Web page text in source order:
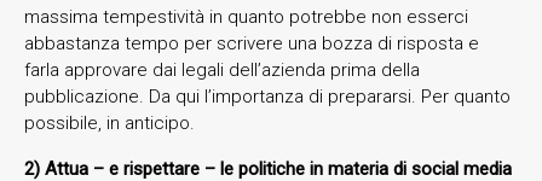
massima tempestività in quanto potrebbe non esserci
abbastanza tempo per scrivere una bozza di risposta e
farla approvare dai legali dell’azienda prima della
pubblicazione. Da qui l’importanza di prepararsi. Per quanto
possibile, in anticipo.
2) Attua – e rispettare – le politiche in materia di social media